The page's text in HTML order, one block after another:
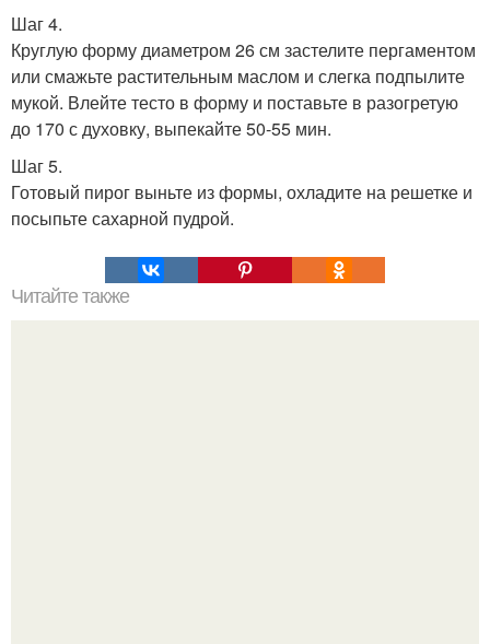
Шаг 4.
Круглую форму диаметром 26 см застелите пергаментом
или смажьте растительным маслом и слегка подпылите
мукой. Влейте тесто в форму и поставьте в разогретую
до 170 с духовку, выпекайте 50-55 мин.
Шаг 5.
Готовый пирог выньте из формы, охладите на решетке и
посыпьте сахарной пудрой.
Читайте также